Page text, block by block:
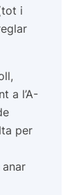
i
a l’A-
per